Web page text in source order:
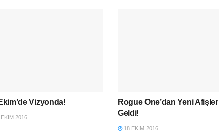
Vizyonda!
2016
Rogue One’dan Yeni Afişler
Geldi!
18 EKIM 2016